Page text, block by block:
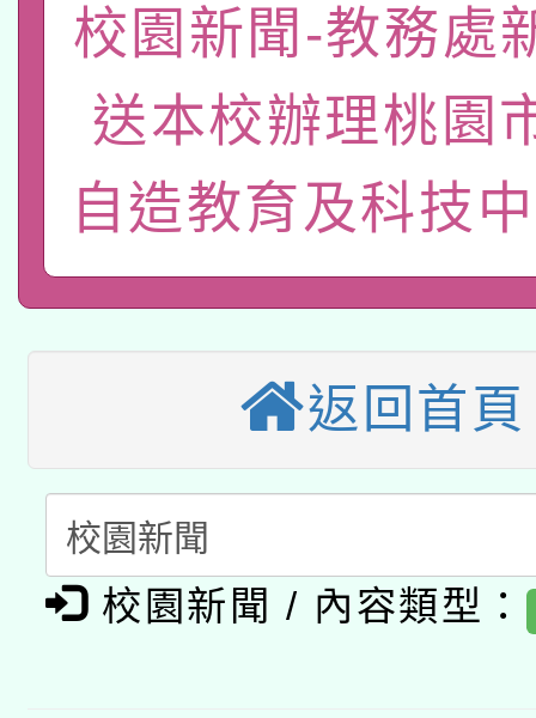
「數位內容與教學軟體
pilot」
有關大陸委員會函釋公
薪期間赴陸應申請許可
轉知經濟部水利署委託
業技術研究院辦理「
用水績優單位及節水達
動」
115年8月22日(星期六
桃園市孔廟祈福系列
本校115學年度第2次
招甄選結果公告(無人
招)
適應運動共學行動站研
本館辦理115年度閱讀
暨閱讀推動專業研習
科技賦能─人工智慧
礎課程
A3數位素養講師名單
「數位內容與教學軟
校園新聞-教務處
送本校辦理桃園
自造教育及科技
返回首頁
校園新聞 / 內容類型：